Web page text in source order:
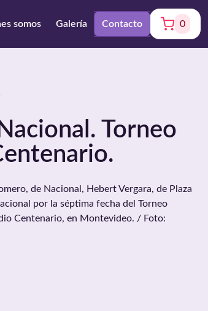
somos Galería Contacto 0
Torneo
de Nacional, Hebert Vergara, de Plaza
por la séptima fecha del Torneo
Centenario, en Montevideo. / Foto: